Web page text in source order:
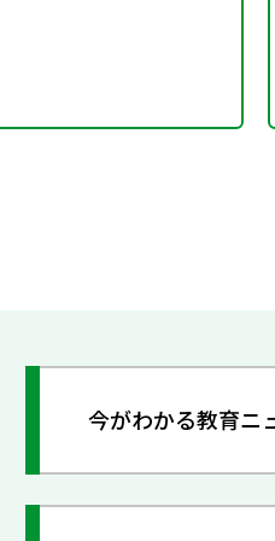
今がわかる教育ニ